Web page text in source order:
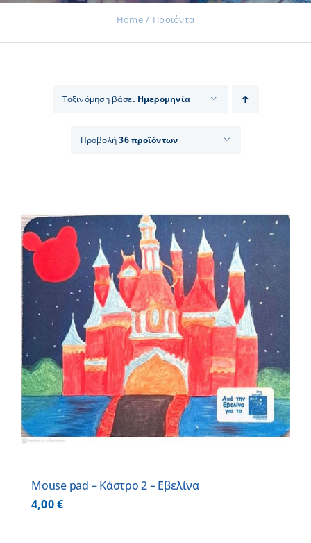
Επικοινωνία
Εισφορές
Home Προϊόντα
Ταξινόμηση βάσει Ημερομηνία
Προβολή36 προϊόντων
Mouse pad – Κάστρο 2 – Εβελίνα
4,00€